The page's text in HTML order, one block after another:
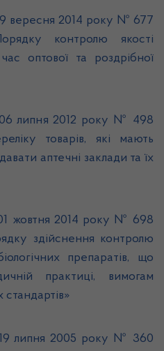
вересня 2014 року № 677
контролю якості
оптової та роздрібної
липня 2012 року № 498
товарів, які мають
аптечні заклади та їх
жовтня 2014 року № 698
здійснення контролю
препаратів, що
практиці, вимогам
липня 2005 року № 360